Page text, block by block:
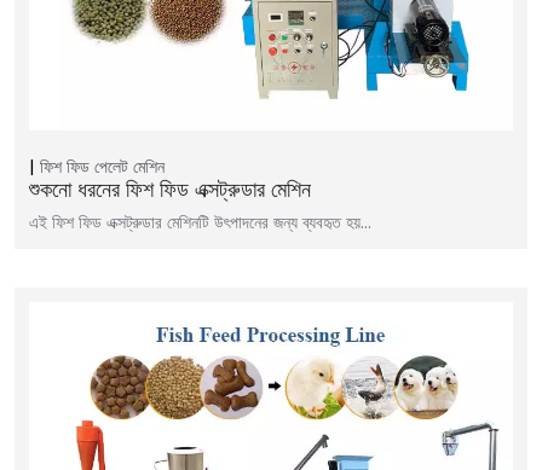
ফিশ ফিড পেলেট মেশিন
শুকনো ধরনের ফিশ ফিড এক্সট্রুডার মেশিন
এই ফিশ ফিড এক্সট্রুডার মেশিনটি উৎপাদনের জন্য ব্যবহৃত হয়...